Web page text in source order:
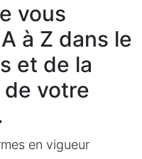
vous
à Z dans le
et de la
votre
en vigueur